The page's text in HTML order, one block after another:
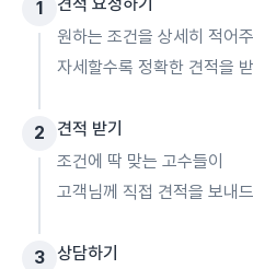
1
원하는 조건을 상세히 적어
자세할수록 정확한 견적을
2
견적 받기
조건에 딱 맞는 고수들이
고객님께 직접 견적을 보내
3 상담하기